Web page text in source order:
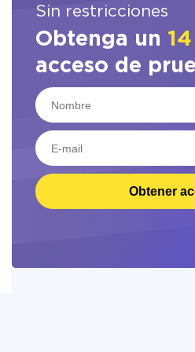
Sin restricciones
Obtenga un
acceso de
Obtener